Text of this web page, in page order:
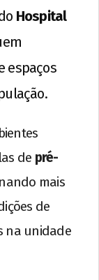
Hospital
espaços
de pré-
mais
de
na unidade